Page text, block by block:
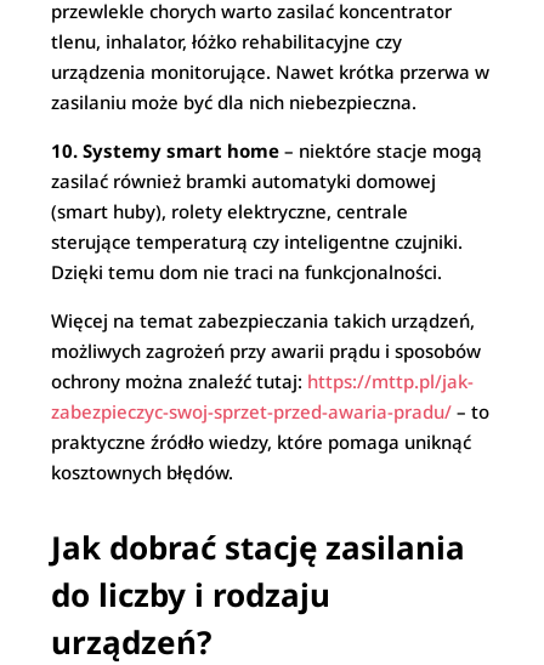
przewlekle chorych warto zasilać koncentrator
tlenu, inhalator, łóżko rehabilitacyjne czy
urządzenia monitorujące. Nawet krótka przerwa w
zasilaniu może być dla nich niebezpieczna.
10. Systemy smart home – niektóre stacje mogą
zasilać również bramki automatyki domowej
(smart huby), rolety elektryczne, centrale
sterujące temperaturą czy inteligentne czujniki.
Dzięki temu dom nie traci na funkcjonalności.
Więcej na temat zabezpieczania takich urządzeń,
możliwych zagrożeń przy awarii prądu i sposobów
ochrony można znaleźć tutaj: https://mttp.pl/jak-
zabezpieczyc-swoj-sprzet-przed-awaria-pradu/ – to
praktyczne źródło wiedzy, które pomaga uniknąć
kosztownych błędów.
Jak dobrać stację zasilania
do liczby i rodzaju
urządzeń?